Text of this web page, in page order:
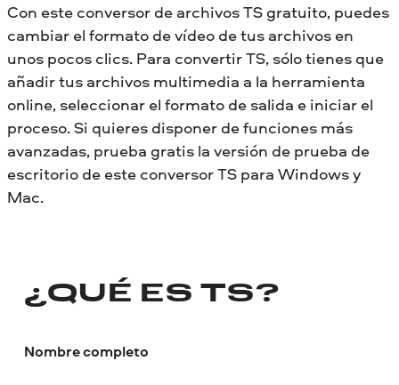
Con este conversor de archivos TS gratuito, puedes
cambiar el formato de vídeo de tus archivos en
unos pocos clics. Para convertir TS, sólo tienes que
añadir tus archivos multimedia a la herramienta
online, seleccionar el formato de salida e iniciar el
proceso. Si quieres disponer de funciones más
avanzadas, prueba gratis la versión de prueba de
escritorio de este conversor TS para Windows y
Mac.
¿QUÉ ES TS?
Nombre completo